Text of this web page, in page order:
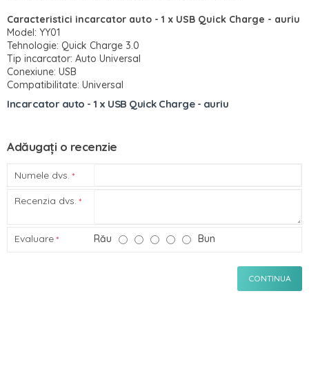
Caracteristici incarcator auto - 1 x USB Quick Charge - auriu
Model: YY01
Tehnologie: Quick Charge 3.0
Tip incarcator: Auto Universal
Conexiune: USB
Compatibilitate: Universal
Incarcator auto - 1 x USB Quick Charge - auriu
Adăugați o recenzie
Numele dvs.
Recenzia dvs.
Evaluare Rău Bun
CONTINUA